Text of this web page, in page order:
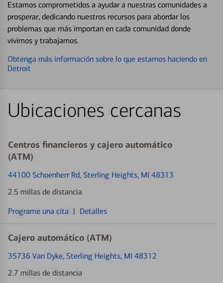
Estamos comprometidos a ayudar a nuestras comunidades a
prosperar, dedicando nuestros recursos para abordar los
problemas que más importan en cada comunidad donde
vivimos y trabajamos.
Obtenga más información sobre lo que estamos haciendo en
Detroit
Ubicaciones cercanas
Centros financieros y cajero automático
(ATM)
44100 Schoenherr Rd, Sterling Heights, MI 48313
2.5 millas de distancia
Programe una cita | Detalles
Cajero automático (ATM)
35736 Van Dyke, Sterling Heights, MI 48312
2.7 millas de distancia